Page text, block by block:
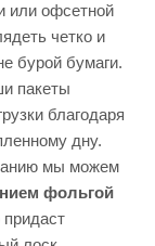
или офсетной
четко и
бурой бумаги.
пакеты
благодаря
дну.
мы можем
фольгой